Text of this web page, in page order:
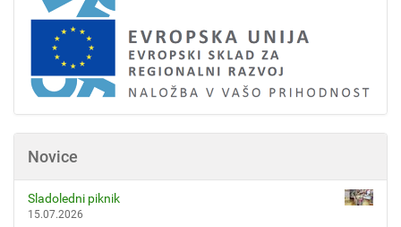
Novice
Sladoledni piknik
15.07.2026